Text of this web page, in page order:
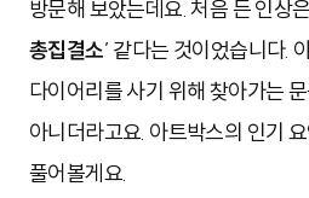
방문해 보았는데요. 처음 든 인상
총집결소’ 같다는 것이었습니다.
다이어리를 사기 위해 찾아가는
아니더라고요. 아트박스의 인기
풀어볼게요.